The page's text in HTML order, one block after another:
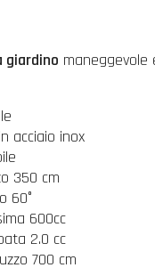
giardino
acciaio inox
350 cm
60°
600cc
2.0 cc
700 cm